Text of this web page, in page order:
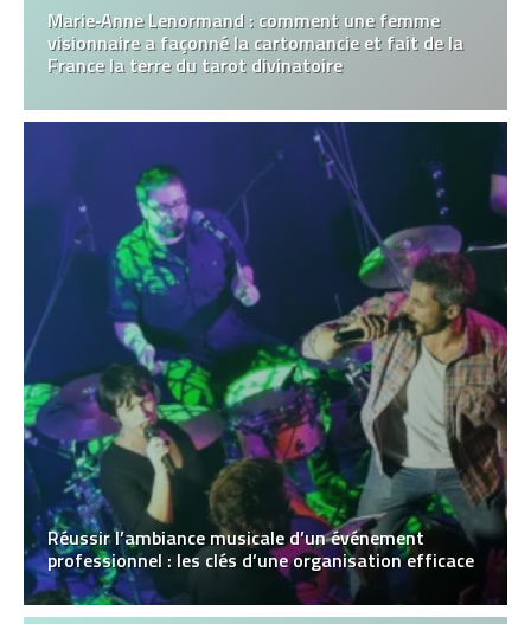
Marie‑Anne Lenormand : comment une femme
visionnaire a façonné la cartomancie et fait de la
France la terre du tarot divinatoire
Réussir l’ambiance musicale d’un événement
professionnel : les clés d’une organisation efficace